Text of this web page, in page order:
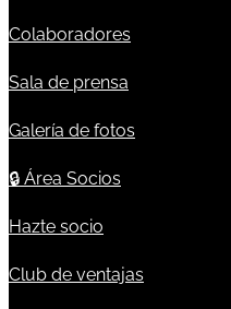
Colaboradores
Sala de prensa
Galería de fotos
🔒 Área Socios
Hazte socio
Club de ventajas